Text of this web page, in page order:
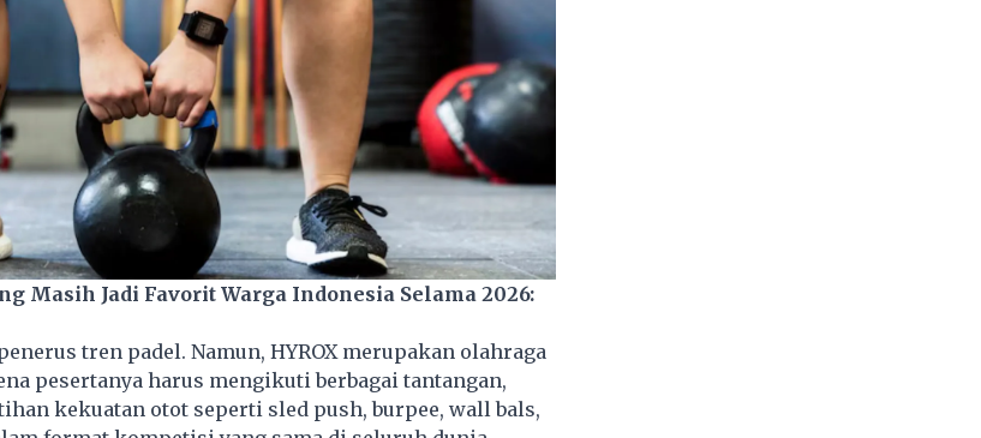
Masih Jadi Favorit Warga Indonesia Selama 2026:
tren padel. Namun, HYROX merupakan olahraga
pesertanya harus mengikuti berbagai tantangan,
kekuatan otot seperti sled push, burpee, wall bals,